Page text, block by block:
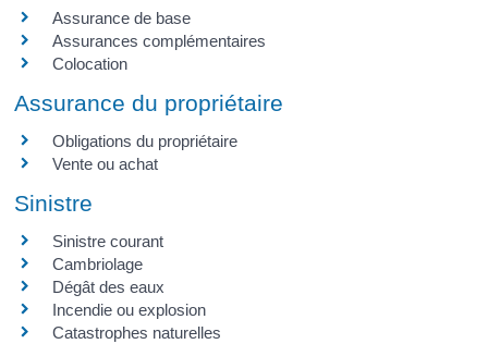
Assurance de base
Assurances complémentaires
Colocation
Assurance du propriétaire
Obligations du propriétaire
Vente ou achat
Sinistre
Sinistre courant
Cambriolage
Dégât des eaux
Incendie ou explosion
Catastrophes naturelles